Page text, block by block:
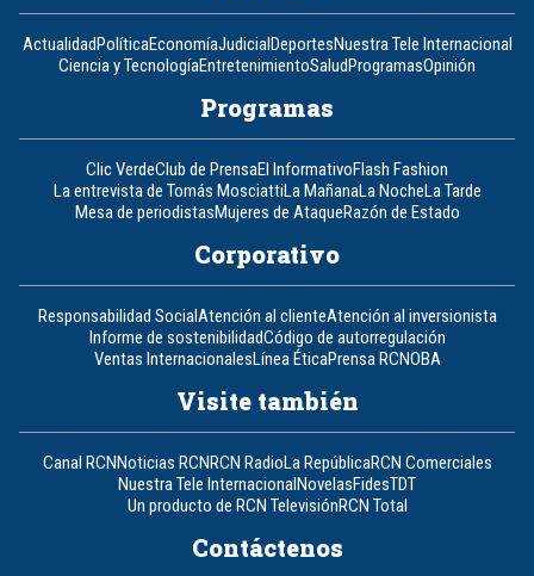
ActualidadPolíticaEconomíaJudicialDeportesNuestra Tele Internacional
Ciencia y TecnologíaEntretenimientoSaludProgramasOpinión
Programas
Clic VerdeClub de PrensaEl InformativoFlash Fashion
La entrevista de Tomás MosciattiLa MañanaLa NocheLa Tarde
Mesa de periodistasMujeres de AtaqueRazón de Estado
Corporativo
Responsabilidad SocialAtención al clienteAtención al inversionista
Informe de sostenibilidadCódigo de autorregulación
Ventas InternacionalesLínea ÉticaPrensa RCNOBA
Visite también
Canal RCNNoticias RCNRCN RadioLa RepúblicaRCN Comerciales
Nuestra Tele InternacionalNovelasFidesTDT
Un producto de RCN TelevisiónRCN Total
Contáctenos